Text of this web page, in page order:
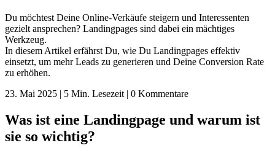
Du möchtest Deine Online-Verkäufe steigern und Interessenten
gezielt ansprechen? Landingpages sind dabei ein mächtiges
Werkzeug.
In diesem Artikel erfährst Du, wie Du Landingpages effektiv
einsetzt, um mehr Leads zu generieren und Deine Conversion Rate
zu erhöhen.
23. Mai 2025 | 5 Min. Lesezeit | 0 Kommentare
Was ist eine Landingpage und warum ist
sie so wichtig?